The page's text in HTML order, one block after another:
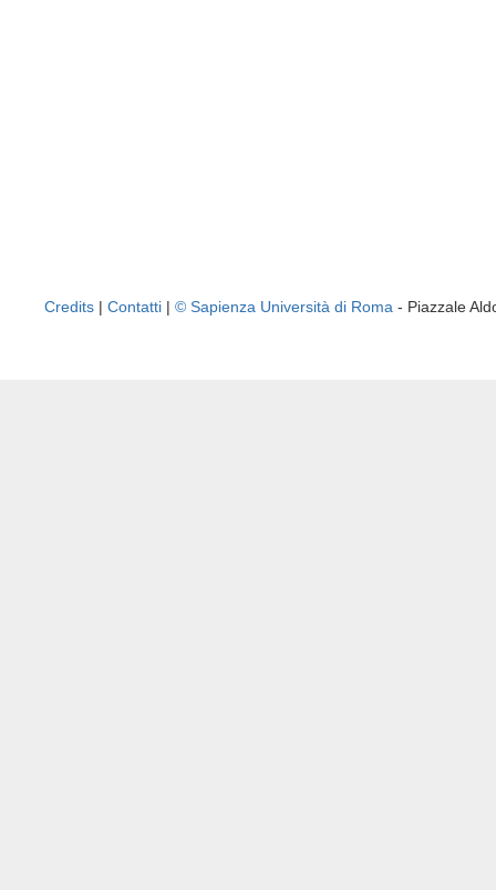
Credits | Contatti | © Sapienza Università di Roma - Piazzale